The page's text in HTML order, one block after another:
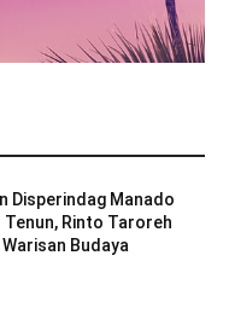
Disperindag Manado
Rinto Taroreh
Budaya